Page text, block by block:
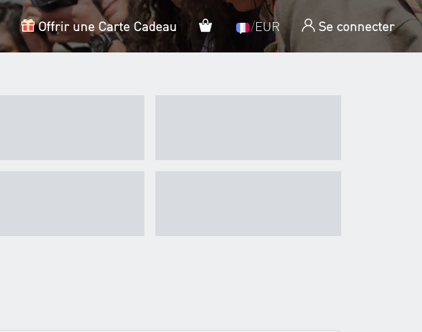
Offrir une Carte Cadeau Panier/EUR Se connecter